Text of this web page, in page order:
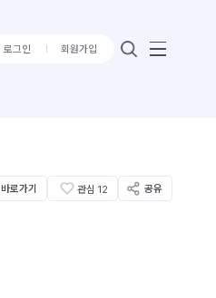
로그인 회원가입
로가기 관심 12 공유